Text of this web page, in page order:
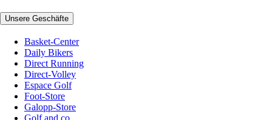
Unsere Geschäfte
Basket-Center
Daily Bikers
Direct Running
Direct-Volley
Espace Golf
Foot-Store
Galopp-Store
Golf and co